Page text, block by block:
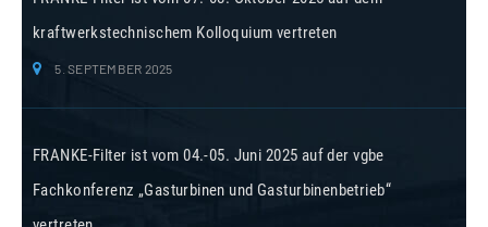
kraftwerkstechnischem Kolloquium vertreten
5. SEPTEMBER 2025
FRANKE-Filter ist vom 04.-05. Juni 2025 auf der vgbe
Fachkonferenz „Gasturbinen und Gasturbinenbetrieb“